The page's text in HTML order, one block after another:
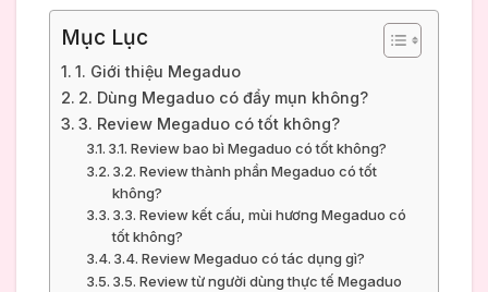
Mục Lục
1. Giới thiệu Megaduo
2. Dùng Megaduo có đẩy mụn không?
3. Review Megaduo có tốt không?
3.1. Review bao bì Megaduo có tốt không?
3.2. Review thành phần Megaduo có tốt
không?
3.3. Review kết cấu, mùi hương Megaduo có
tốt không?
3.4. Review Megaduo có tác dụng gì?
3.5. Review từ người dùng thực tế Megaduo